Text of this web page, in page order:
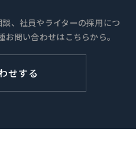
、社員やライターの採用につ
問い合わせはこちらから。
せする